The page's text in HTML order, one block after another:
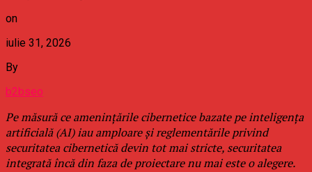
on
iulie 31, 2026
By
b2bseo
Pe măsură ce amenințările cibernetice bazate pe inteligența
artificială (AI) iau amploare și reglementările privind
securitatea cibernetică devin tot mai stricte, securitatea
integrată încă din faza de proiectare nu mai este o alegere.